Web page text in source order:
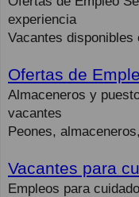
experiencia
Vacantes
Ofertas de
Almaceneros y
vacantes
Peones,
Vacantes para
Empleos para